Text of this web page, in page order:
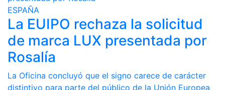
ESPAÑA
La EUIPO rechaza la solicitud
de marca LUX presentada por
Rosalía
La Oficina concluyó que el signo carece de carácter
distintivo para parte del público de la Unión Europea